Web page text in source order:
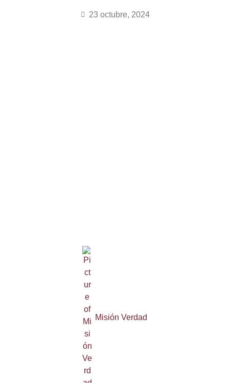
23 octubre, 2024
Misión Verdad